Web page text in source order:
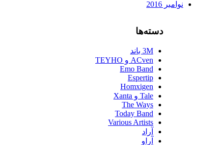
ACven و TEYHO
Emo Band
Espertip
Homxigen
The Ways
Today Band
Various Artists